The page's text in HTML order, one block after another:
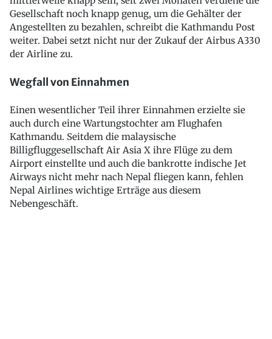
Gesellschaft noch knapp genug, um die Gehälter der
Angestellten zu bezahlen, schreibt die Kathmandu Post
weiter. Dabei setzt nicht nur der Zukauf der Airbus A330
der Airline zu.
Wegfall von Einnahmen
Einen wesentlicher Teil ihrer Einnahmen erzielte sie
auch durch eine Wartungstochter am Flughafen
Kathmandu. Seitdem die malaysische
Billigfluggesellschaft Air Asia X ihre Flüge zu dem
Airport einstellte und auch die bankrotte indische Jet
Airways nicht mehr nach Nepal fliegen kann, fehlen
Nepal Airlines wichtige Erträge aus diesem
Nebengeschäft.